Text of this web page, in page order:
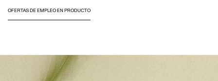
OFERTAS DE EMPLEO EN PRODUCTO